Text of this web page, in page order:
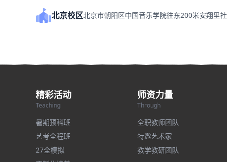
北京校区北京市朝阳区中国音乐学院往东200米安翔里社
精彩活动
Teaching
暑期预科班
艺考全程班
27全模拟
师资力量
Through
全职教师团队
特邀艺术家
教学教研团队